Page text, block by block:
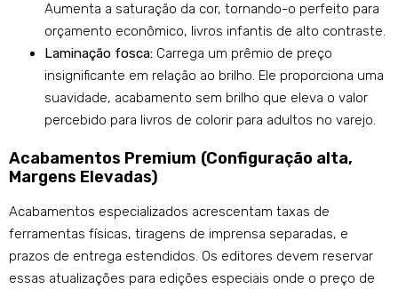
Aumenta a saturação da cor, tornando-o perfeito para
orçamento econômico, livros infantis de alto contraste.
Laminação fosca: Carrega um prêmio de preço
insignificante em relação ao brilho. Ele proporciona uma
suavidade, acabamento sem brilho que eleva o valor
percebido para livros de colorir para adultos no varejo.
Acabamentos Premium (Configuração alta,
Margens Elevadas)
Acabamentos especializados acrescentam taxas de
ferramentas físicas, tiragens de imprensa separadas, e
prazos de entrega estendidos. Os editores devem reservar
essas atualizações para edições especiais onde o preço de